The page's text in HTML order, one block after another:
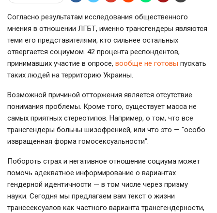
Согласно результатам исследования общественного
мнения в отношении ЛГБТ, именно трансгендеры являются
теми его представителями, кто сильнее остальных
отвергается социумом. 42 процента респондентов,
принимавших участие в опросе, вообще не готовы пускать
таких людей на территорию Украины.
Возможной причиной отторжения является отсутствие
понимания проблемы. Кроме того, существует масса не
самых приятных стереотипов. Например, о том, что все
трансгендеры больны шизофренией, или что это — "особо
извращенная форма гомосексуальности".
Побороть страх и негативное отношение социума может
помочь адекватное информирование о вариантах
гендерной идентичности — в том числе через призму
науки. Сегодня мы предлагаем вам текст о жизни
транссексуалов как частного варианта трансгендерности,